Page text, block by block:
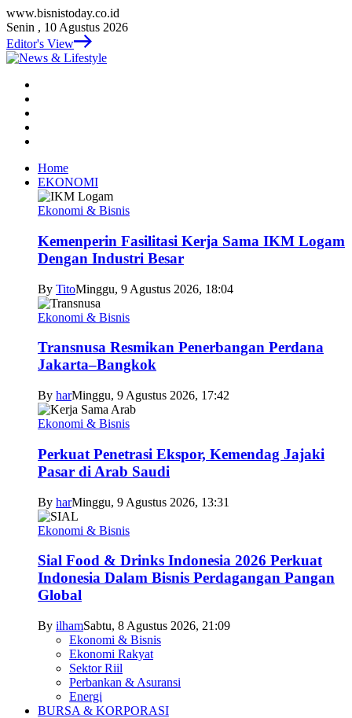
www.bisnistoday.co.id
Senin , 10 Agustus 2026
Editor's View
Home
EKONOMI
Ekonomi & Bisnis
Kemenperin Fasilitasi Kerja Sama IKM Logam
Dengan Industri Besar
By TitoMinggu, 9 Agustus 2026, 18:04
Ekonomi & Bisnis
Transnusa Resmikan Penerbangan Perdana
Jakarta–Bangkok
By harMinggu, 9 Agustus 2026, 17:42
Ekonomi & Bisnis
Perkuat Penetrasi Ekspor, Kemendag Jajaki
Pasar di Arab Saudi
By harMinggu, 9 Agustus 2026, 13:31
Ekonomi & Bisnis
Sial Food & Drinks Indonesia 2026 Perkuat
Indonesia Dalam Bisnis Perdagangan Pangan
Global
By ilhamSabtu, 8 Agustus 2026, 21:09
Ekonomi & Bisnis
Ekonomi Rakyat
Sektor Riil
Perbankan & Asuransi
Energi
BURSA & KORPORASI